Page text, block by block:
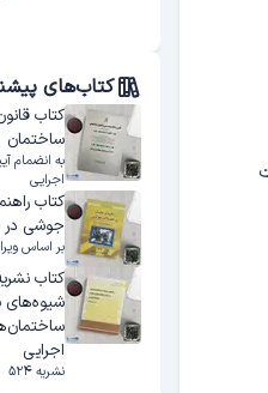
دست
کتاب‌های
کتاب
ساختمان
به انضمام
اجرایی
کتاب
جوشی در
بر اساس
شیوه‌های
اجرایی
نشریه ۵۲۴